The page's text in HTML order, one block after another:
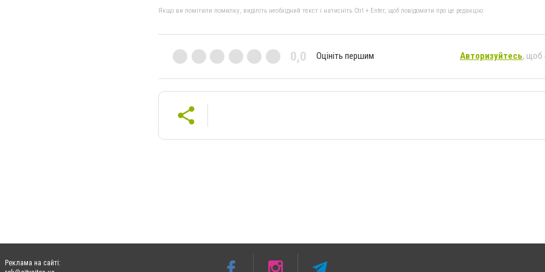
Якщо ви помітили помилку, виділіть необхідний текст і натисніть Ctrl + Enter, щоб повідомити про це редакцію
0,0 Оцініть першим Авторизуйтесь, щоб
Реклама на сайті: